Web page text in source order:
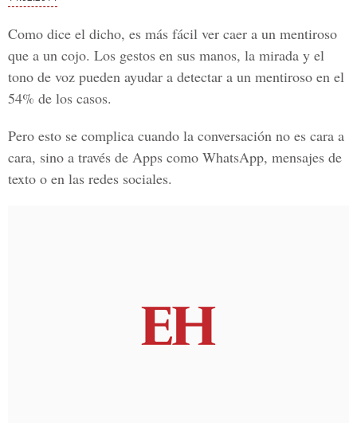
Como dice el dicho, es más fácil ver caer a un mentiroso
que a un cojo. Los gestos en sus manos, la mirada y el
tono de voz pueden ayudar a detectar a un mentiroso en el
54% de los casos.
Pero esto se complica cuando la conversación no es cara a
cara, sino a través de Apps como WhatsApp, mensajes de
texto o en las redes sociales.